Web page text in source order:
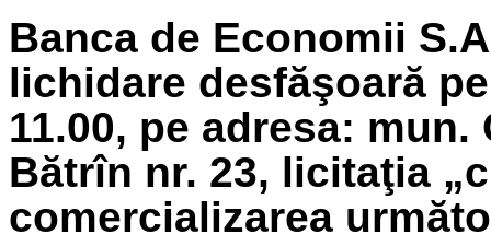
Banca de Economii
lichidare desfăşoară
11.00, pe adresa:
Bătrîn nr. 23, licitaţia
comercializarea